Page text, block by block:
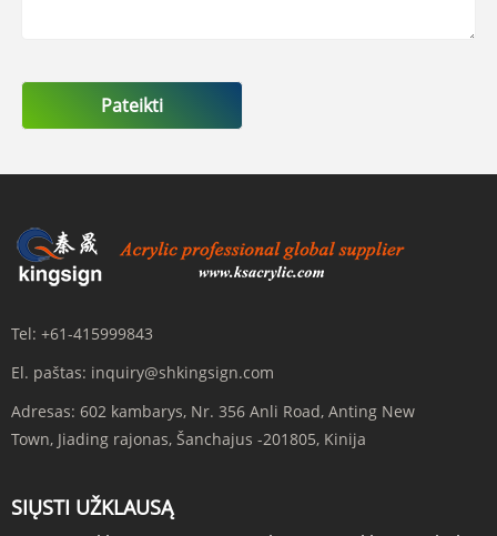
Pateikti
Tel: +61-415999843
El. paštas: inquiry@shkingsign.com
Adresas: 602 kambarys, Nr. 356 Anli Road, Anting New
Town, Jiading rajonas, Šanchajus -201805, Kinija
SIŲSTI UŽKLAUSĄ